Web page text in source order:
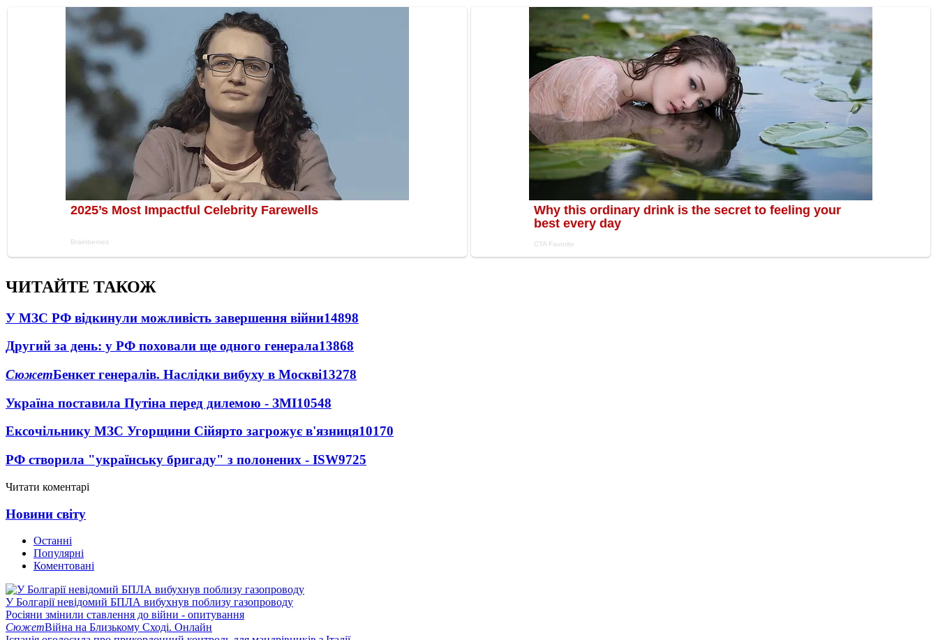
ЧИТАЙТЕ ТАКОЖ
У МЗС РФ відкинули можливість завершення війни14898
Другий за день: у РФ поховали ще одного генерала13868
СюжетБенкет генералів. Наслідки вибуху в Москві13278
Україна поставила Путіна перед дилемою - ЗМІ10548
Ексочільнику МЗС Угорщини Сійярто загрожує в'язниця10170
РФ створила "українську бригаду" з полонених - ISW9725
Читати коментарі
Новини світу
Останні
Популярні
Коментовані
У Болгарії невідомий БПЛА вибухнув поблизу газопроводу
Росіяни змінили ставлення до війни - опитування
СюжетВійна на Близькому Сході. Онлайн